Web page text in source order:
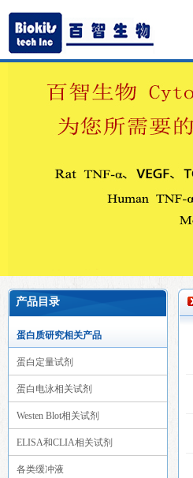
产品目录
蛋白质研究相关产品
蛋白定量试剂
蛋白电泳相关试剂
Westen Blot相关试剂
ELISA和CLIA相关试剂
各类缓冲液